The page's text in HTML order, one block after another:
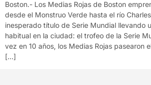
Boston.- Los Medias Rojas de Boston
desde el Monstruo Verde hasta el río
inesperado título de Serie Mundial llevando
habitual en la ciudad: el trofeo de la Serie
vez en 10 años, los Medias Rojas pasearon
[…]